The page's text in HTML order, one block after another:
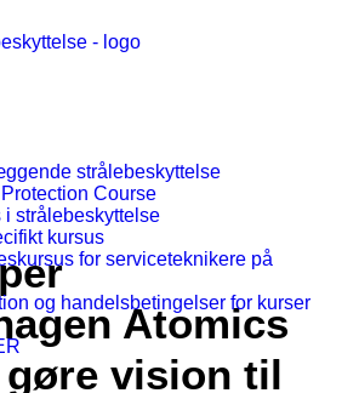
strålebeskyttelse
Course
i strålebeskyttelse
kursus
for serviceteknikere på
og handelsbetingelser for kurser
Atomics
gøre vision til